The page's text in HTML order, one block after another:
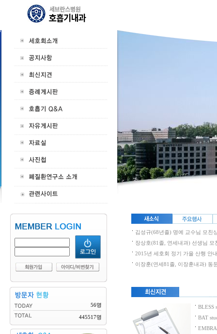
56명
445517명
김성규(68년졸) 명예 교수님 모친
장상호(81졸, 연세내과) 선생님 모
2015년 세호회 정기 가을 산행 안
이장훈(연세81졸, 이장훈내과) 동
BLESS
BAT